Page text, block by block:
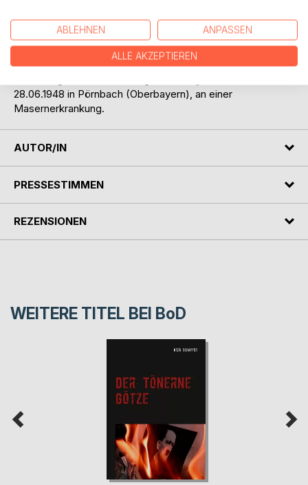
trotzdem es nichts mehr zu verteidigen gibt. Wie die Moral
der Truppe zusammenbrach, wie die SS bis zum Schluss
versucht das Gesicht zu wahren, ist meisterhaft
geschildert. Das Werk wurde 1948, vom Verlag mit einem
28.06.1948 in Pörnbach (Oberbayern), an einer
Masernerkrankung.
AUTOR/IN
PRESSESTIMMEN
REZENSIONEN
WEITERE TITEL BEI BoD
ABLEHNEN ANPASSEN
ALLE AKZEPTIEREN